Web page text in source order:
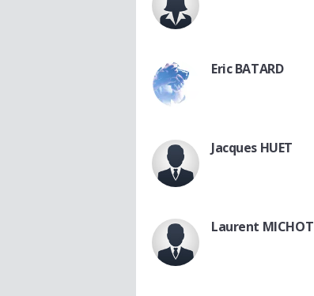
Eric BATARD
Jacques HUET
Laurent MICHOT